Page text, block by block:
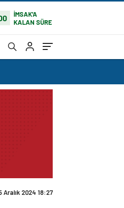
İMSAK'A
KALAN SÜRE
Aralık 2024 18:27